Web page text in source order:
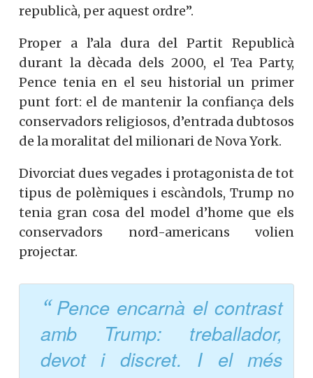
republicà, per aquest ordre”.
Proper a l’ala dura del Partit Republicà
durant la dècada dels 2000, el Tea Party,
Pence tenia en el seu historial un primer
punt fort: el de mantenir la confiança dels
conservadors religiosos, d’entrada dubtosos
de la moralitat del milionari de Nova York.
Divorciat dues vegades i protagonista de tot
tipus de polèmiques i escàndols, Trump no
tenia gran cosa del model d’home que els
conservadors nord-americans volien
projectar.
Pence encarnà el contrast
amb Trump: treballador,
devot i discret. I el més